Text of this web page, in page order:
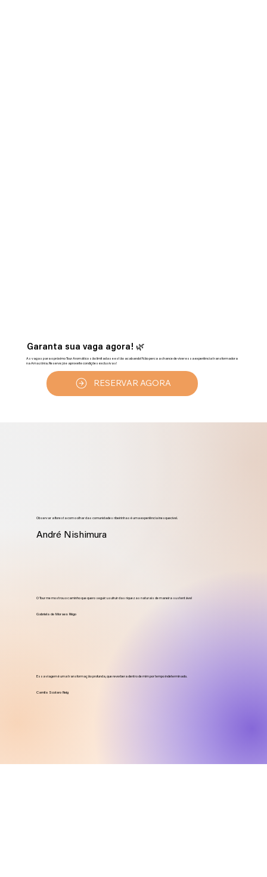
Garanta sua vaga agora! 🌿
As vagas para o próximo Tour Aromático são limitadas e estão acabando! Não perca a chance de viver essa experiência transformadora
na Amazônia. Reserve já e aproveite condições exclusivas!
RESERVAR AGORA
Observar a floresta com o olhar das comunidades ribeirinhas é uma experiência inesquecível.
André Nishimura
O Tour me mostrou o caminho que quero seguir: usufruir das riquezas naturais de maneira sustentável
Gabriela de Moraes Rêgo
Essa viagem é uma transformação profunda, que reverbera dentro de mim por tempo indeterminado.
Camila Scolaro Reig